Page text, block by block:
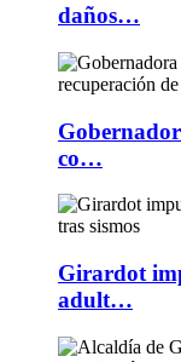
daños…
co…
Girardot
adult…